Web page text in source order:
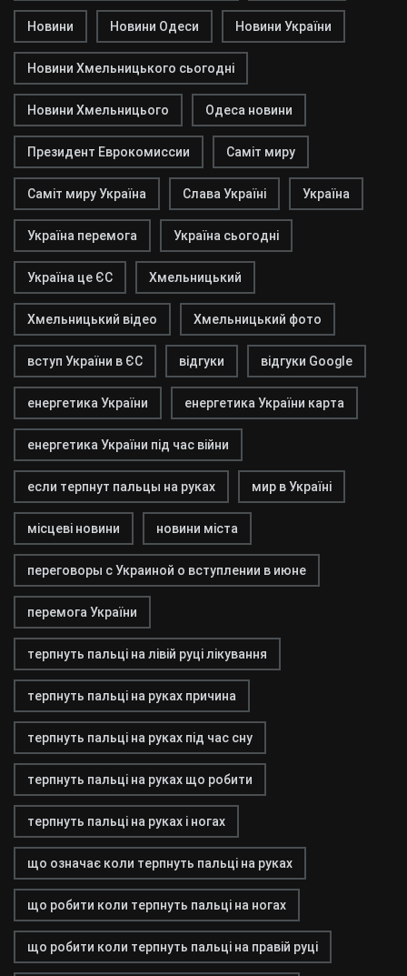
Новини Новини Одеси Новини України
Новини Хмельницького сьогодні
Новини Хмельницього Одеса новини
Президент Еврокомиссии Саміт миру
Саміт миру Україна Слава Україні Україна
Україна перемога Україна сьогодні
Україна це ЄС Хмельницький
Хмельницький відео Хмельницький фото
вступ України в ЄС відгуки відгуки Google
енергетика України енергетика України карта
енергетика України під час війни
если терпнут пальцы на руках мир в Україні
місцеві новини новини міста
переговоры с Украиной о вступлении в июне
перемога України
терпнуть пальці на лівій руці лікування
терпнуть пальці на руках причина
терпнуть пальці на руках під час сну
терпнуть пальці на руках що робити
терпнуть пальці на руках і ногах
що означає коли терпнуть пальці на руках
що робити коли терпнуть пальці на ногах
що робити коли терпнуть пальці на правій руці